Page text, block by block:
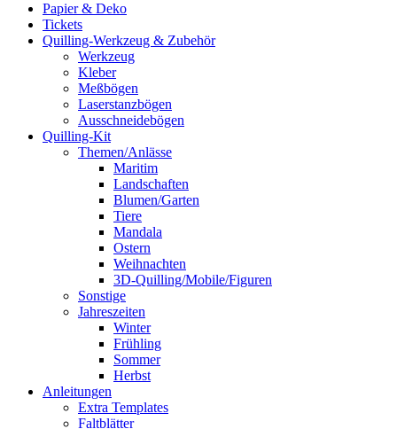
Papier & Deko
Tickets
Quilling-Werkzeug & Zubehör
Werkzeug
Kleber
Meßbögen
Laserstanzbögen
Ausschneidebögen
Quilling-Kit
Themen/Anlässe
Maritim
Landschaften
Blumen/Garten
Tiere
Mandala
Ostern
Weihnachten
3D-Quilling/Mobile/Figuren
Sonstige
Jahreszeiten
Winter
Frühling
Sommer
Herbst
Anleitungen
Extra Templates
Faltblätter